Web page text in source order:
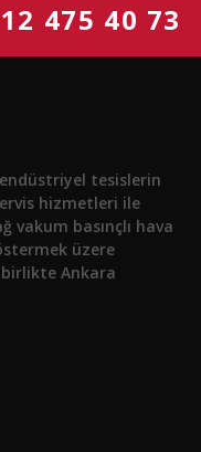
475 40 73
endüstriyel tesislerin
hizmetleri ile
vakum basınçlı hava
üzere
Ankara